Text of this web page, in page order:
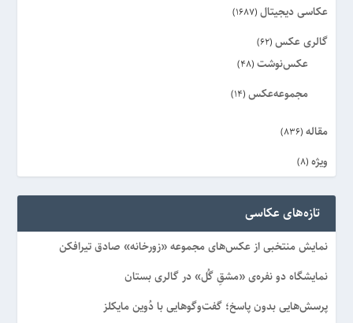
عکاسی دیجیتال (1687)
گالری عکس (62)
عکس‌نوشت (48)
مجموعه‌عکس (14)
مقاله (836)
ویژه (8)
تازه‌های عکاسی
نمایش منتخبی از عکس‌های مجموعه «زورخانه» صادق تیرافکن
نمایشگاه دو نفره‌ی «مشقِ گُل» در گالری بستان
پرسش‌هایی بدون پاسخ؛ گفت‌وگوهایی با دُوین مایکلز